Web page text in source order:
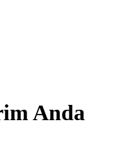
Anda